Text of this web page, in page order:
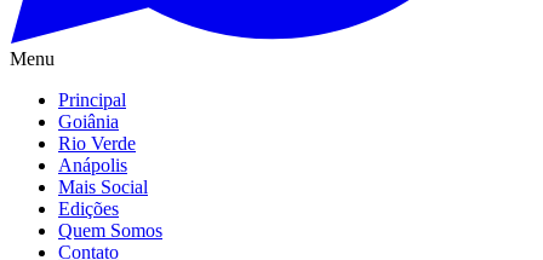
Menu
Principal
Goiânia
Rio Verde
Anápolis
Mais Social
Edições
Quem Somos
Contato